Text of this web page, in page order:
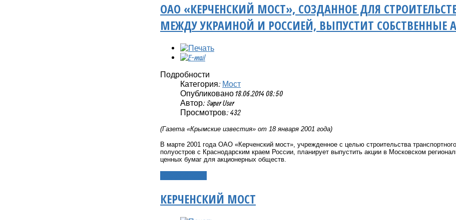
ОАО «КЕРЧЕНСКИЙ МОСТ», СОЗДАННОЕ ДЛЯ
МЕЖДУ УКРАИНОЙ И РОССИЕЙ, ВЫПУСТИТ СОБСТВЕННЫЕ
Подробности
Категория: Мост
Опубликовано 18.06.2014 08:50
Автор: Super User
Просмотров: 432
(Газета «Крымские известия» от 18 января 2001 года)
В марте 2001 года ОАО «Керченский мост», учрежденное с целью строительства
полуостров с Краснодарским краем России, планирует выпустить акции в Московском
ценных бумаг для акционерных обществ.
КЕРЧЕНСКИЙ МОСТ